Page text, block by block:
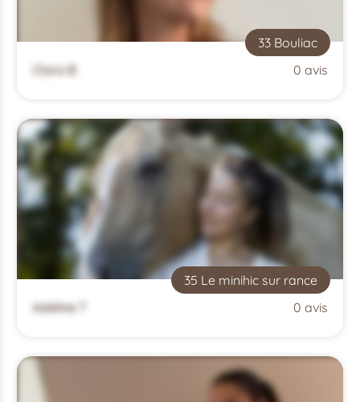
33 Bouliac
Clara B
0 avis
35 Le minihic sur rance
Adeline T
0 avis